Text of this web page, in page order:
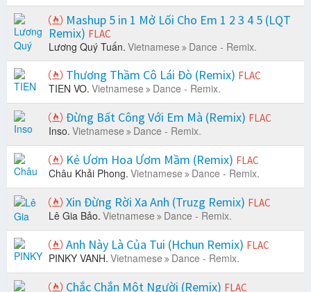
Mashup 5 in 1 Mở Lối Cho Em 1 2 3 4 5 (LQT
Remix) FLAC
Lương Quý Tuấn. Vietnamese Dance - Remix.
Thương Thầm Cô Lái Đò (Remix) FLAC
TIEN VO. Vietnamese Dance - Remix.
Đừng Bất Công Với Em Mà (Remix) FLAC
Inso. Vietnamese Dance - Remix.
Kẻ Ươm Hoa Ươm Mầm (Remix) FLAC
Châu Khải Phong. Vietnamese Dance - Remix.
Xin Đừng Rời Xa Anh (Truzg Remix) FLAC
Lê Gia Bảo. Vietnamese Dance - Remix.
Anh Này Là Của Tui (Hchun Remix) FLAC
PINKY VANH. Vietnamese Dance - Remix.
Chắc Chắn Một Người (Remix) FLAC